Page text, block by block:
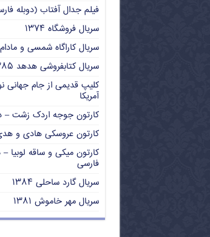
فیلم جدال آفتاب (دوبله
سریال فروشگاه ۱۳۷۴
سریال کاراگاه شمسی و مادام
سریال کتابفروشی هدهد ۱۳۸۵
کلیپ قدیمی از جام جهانی
آمریکا
کارتون جوجه اردک زشت –
کارتون عروسکی هادی و
کارتون میکی و ساقه لوبیا –
فارسی
سریال گارد ساحلی ۱۳۸۴
سریال مهر خاموش ۱۳۸۱